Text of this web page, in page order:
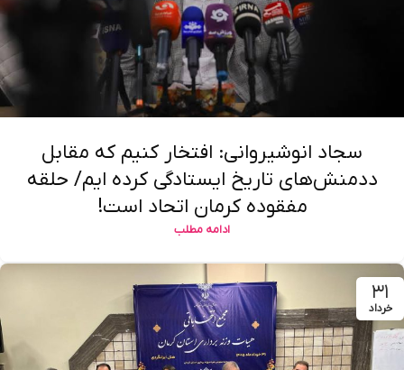
سجاد انوشیروانی: افتخار کنیم که مقابل
ددمنش‌های تاریخ ایستادگی کرده ایم/ حلقه
مفقوده کرمان اتحاد است!
ادامه مطلب
۳۱
خرداد